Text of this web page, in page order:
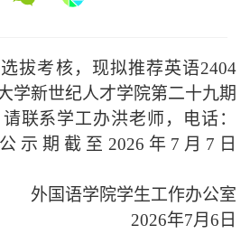
拔考核，现拟推荐英语2404
学新世纪人才学院第二十九期
联系学工办洪老师，电话：
公示期截至2026年7月7日
外国语学院学生工作办公室
2026年7月6日